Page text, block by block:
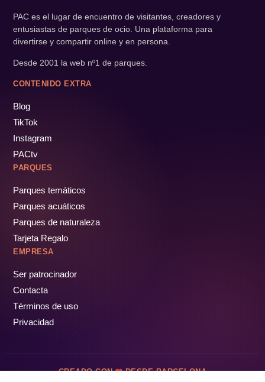
PAC es el lugar de encuentro de visitantes, creadores y
entusiastas de parques de ocio. Una plataforma para
divertirse y compartir online y en persona.
Desde 2001 la web nº1 de parques.
CONTENIDO EXTRA
Blog
TikTok
Instagram
PACtv
PARQUES
Parques temáticos
Parques acuáticos
Parques de naturaleza
Tarjeta Regalo
EMPRESA
Ser patrocinador
Contacta
Términos de uso
Privacidad
CREADO CON DESDE BARCELONA